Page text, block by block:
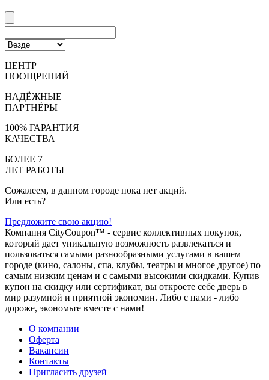
ЦЕНТР
ПООЩРЕНИЙ
НАДЁЖНЫЕ
ПАРТНЁРЫ
100% ГАРАНТИЯ
КАЧЕСТВА
БОЛЕЕ 7
ЛЕТ РАБОТЫ
Сожалеем, в данном городе пока нет акций.
Или есть?
Предложите свою акцию!
Компания CityCoupon™ - сервис коллективных покупок,
который дает уникальную возможность развлекаться и
пользоваться самыми разнообразными услугами в вашем
городе (кино, салоны, спа, клубы, театры и многое другое) по
самым низким ценам и с самыми высокими скидками. Купив
купон на скидку или сертификат, вы откроете себе дверь в
мир разумной и приятной экономии. Либо с нами - либо
дороже, экономьте вместе с нами!
О компании
Оферта
Вакансии
Контакты
Пригласить друзей